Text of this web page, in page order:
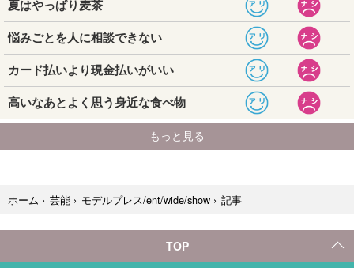
ホーム › 芸能 › モデルプレス/ent/wide/show › 記事
TOP